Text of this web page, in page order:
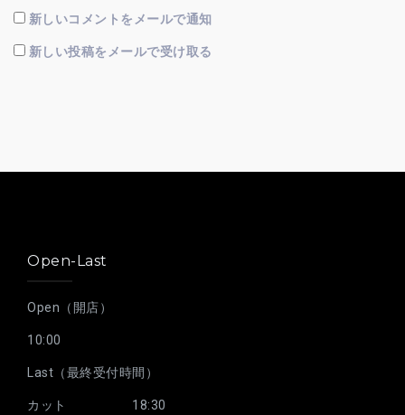
新しいコメントをメールで通知
新しい投稿をメールで受け取る
Open-Last
Open（開店）
10:00
Last（最終受付時間）
カット 18:30